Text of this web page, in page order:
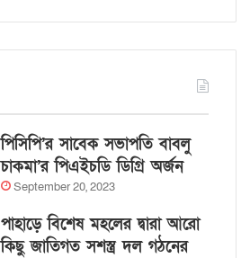
পিসিপি’র সাবেক সভাপতি বাবলু
চাকমা’র পিএইচডি ডিগ্রি অর্জন
September 20, 2023
পাহাড়ে বিশেষ মহলের দ্বারা আরো
কিছু জাতিগত সশস্ত্র দল গঠনের